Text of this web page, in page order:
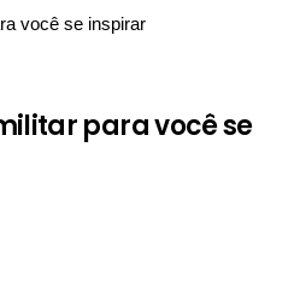
para você se